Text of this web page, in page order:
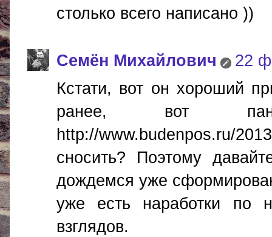
столько всего написано ))
Cемён Михайлович
22
Кстати, вот он хороший
ранее, вот
http://www.budenpos.ru/
сносить? Поэтому
дождемся уже
уже есть наработки
взглядов.